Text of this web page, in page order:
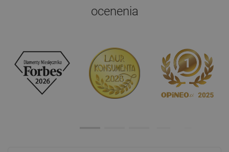
ocenenia